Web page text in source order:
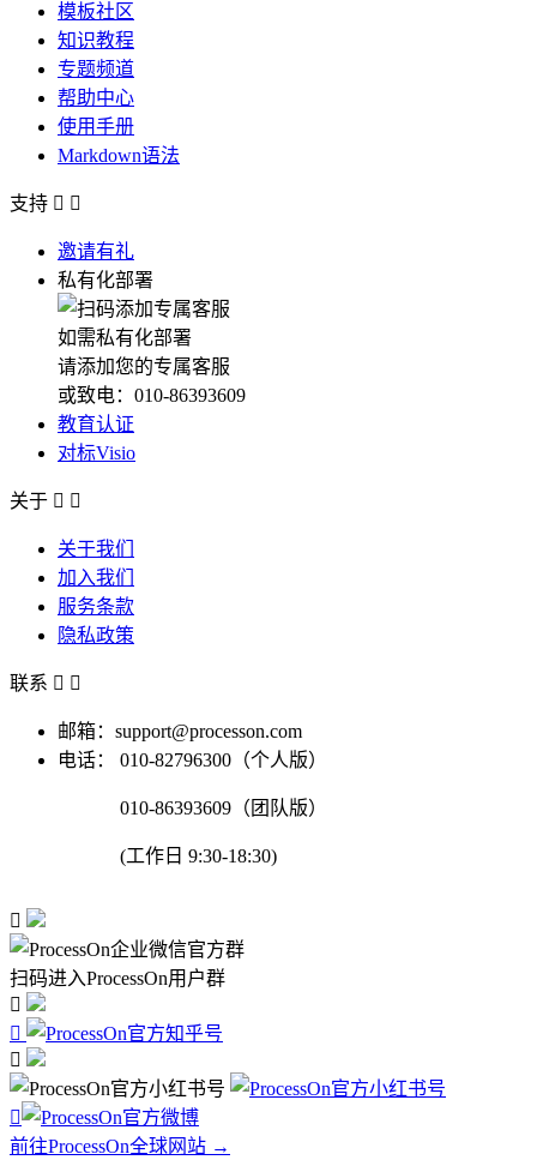
模板社区
知识教程
专题频道
帮助中心
使用手册
Markdown语法
支持  
邀请有礼
私有化部署
如需私有化部署
请添加您的专属客服
或致电：010-86393609
教育认证
对标Visio
关于  
关于我们
加入我们
服务条款
隐私政策
联系  
邮箱：support@processon.com
电话：
010-82796300（个人版）
010-86393609（团队版）
(工作日 9:30-18:30)

扫码进入ProcessOn用户群




前往ProcessOn全球网站 →